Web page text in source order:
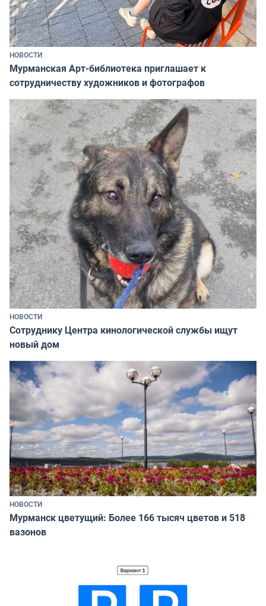
НОВОСТИ
Мурманская Арт-библиотека приглашает к
сотрудничеству художников и фотографов
НОВОСТИ
Сотруднику Центра кинологической службы ищут
новый дом
НОВОСТИ
Мурманск цветущий: Более 166 тысяч цветов и 518
вазонов